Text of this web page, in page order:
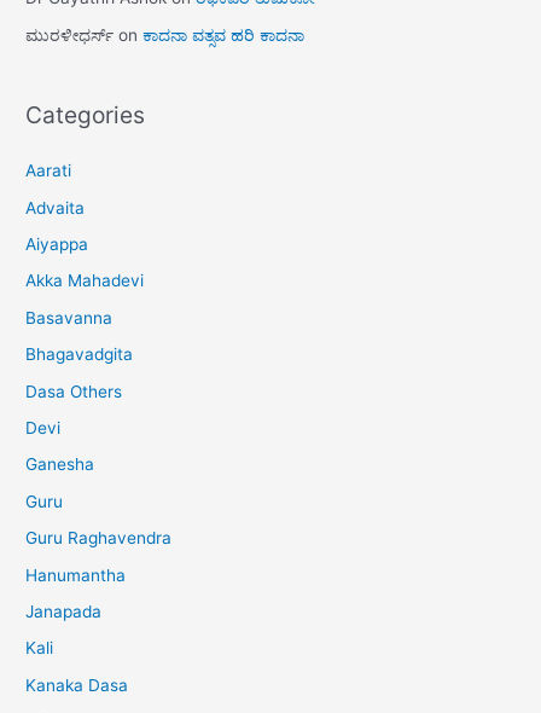
ಮುರಳೀಧರ್ಸ್ onಕಾದನಾ ವತ್ಸವ ಹರಿ ಕಾದನಾ
Categories
Aarati
Advaita
Aiyappa
Akka Mahadevi
Basavanna
Bhagavadgita
Dasa Others
Devi
Ganesha
Guru
Guru Raghavendra
Hanumantha
Janapada
Kali
Kanaka Dasa